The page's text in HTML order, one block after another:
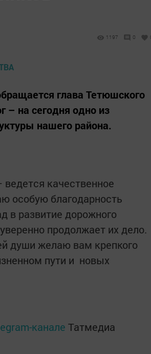
1197 0
глава Тетюшского
– на сегодня одно из
нашего района.
качес­т­венное
особую благодарность
в развитие дорожного
продолжает их дело.
души желаю вам крепкого
пути и новых
канале Татмедиа